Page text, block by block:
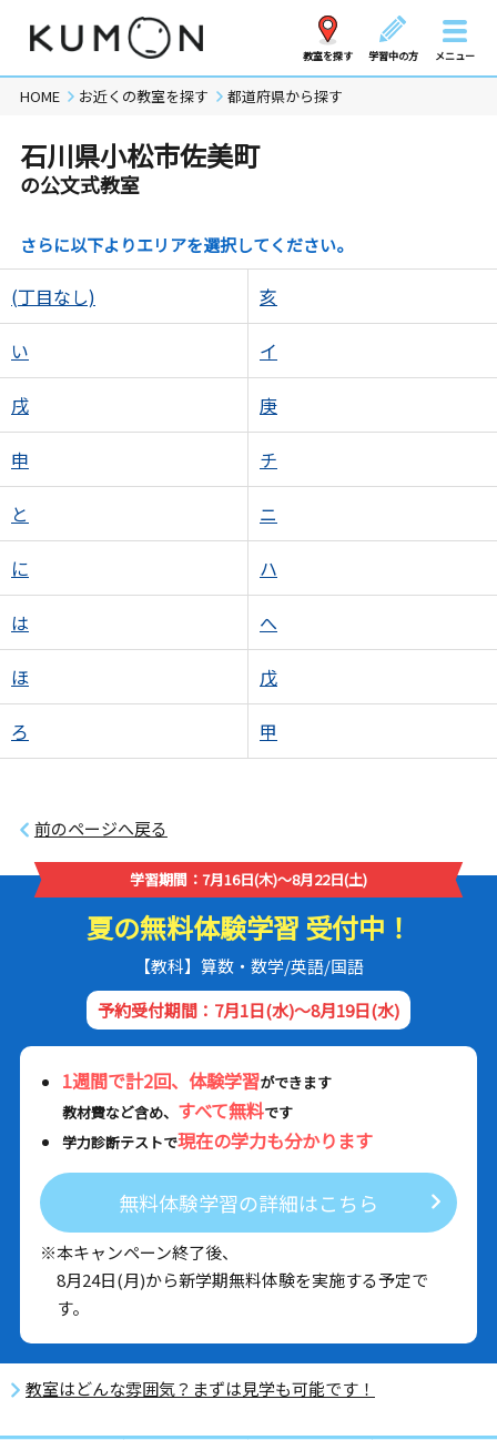
教室を探す 学習中の方 メニュー
HOME お近くの教室を探す 都道府県から探す
石川県小松市佐美町
の公文式教室
さらに以下よりエリアを選択してください。
(丁目なし) 亥
い イ
戌 庚
申 チ
と ニ
に ハ
は へ
ほ 戊
ろ 甲
前のページへ戻る
学習期間：7月16日(木)～8月22日(土)
夏の無料体験学習 受付中！
【教科】算数・数学/英語/国語
予約受付期間：7月1日(水)～8月19日(水)
1週間で計2回、体験学習ができます
教材費など含め、 すべて無料です
学力診断テストで現在の学力も分かります
無料体験学習の詳細はこちら
※本キャンペーン終了後、
8月24日(月)から新学期無料体験を実施する予定で
す。
教室はどんな雰囲気？まずは見学も可能です！